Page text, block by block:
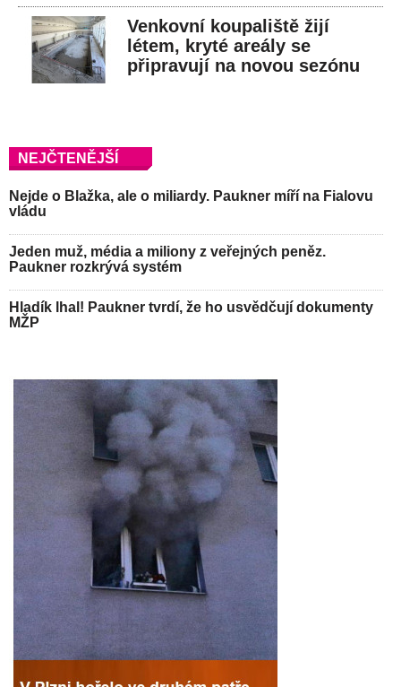
Venkovní koupaliště žijí
létem, kryté areály se
připravují na novou sezónu
NEJČTENĚJŠÍ
Nejde o Blažka, ale o miliardy. Paukner míří na Fialovu
vládu
Jeden muž, média a miliony z veřejných peněz.
Paukner rozkrývá systém
Hladík lhal! Paukner tvrdí, že ho usvědčují dokumenty
MŽP